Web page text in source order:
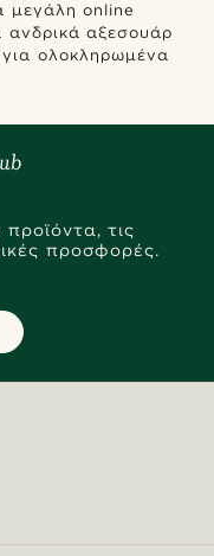
μεγάλη online
αξεσουάρ
ολοκληρωμένα
τις
προσφορές.